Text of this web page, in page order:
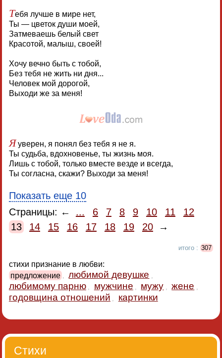
Тебя лучше в мире нет,
Ты — цветок души моей,
Затмеваешь белый свет
Красотой, малыш, своей!
Хочу вечно быть с тобой,
Без тебя не жить ни дня...
Человек мой дорогой,
Выходи же за меня!
Яуверен, я понял без тебя я не я.
Ты судьба, вдохновенье, ты жизнь моя.
Лишь с тобой, только вместе везде и всегда,
Ты согласна, скажи? Выходи за меня!
Показать еще 10
Страницы: ←
... 6 7 8 9 10 11
12
13
14 15 16 17 18 19 20 →
итого : 307
стихи признание в любви:
предложение , любимой девушке ,
любимому парню , мужчине , мужу , жене ,
годовщина отношений , картинки
Стихи